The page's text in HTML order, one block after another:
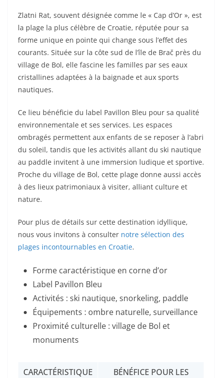
Zlatni Rat, souvent désignée comme le « Cap d’Or », est
la plage la plus célèbre de Croatie, réputée pour sa
forme unique en pointe qui change sous l’effet des
courants. Située sur la côte sud de l’île de Brač près du
village de Bol, elle fascine les familles par ses eaux
cristallines adaptées à la baignade et aux sports
nautiques.
Ce lieu bénéficie du label Pavillon Bleu pour sa qualité
environnementale et ses services. Les espaces
ombragés permettent aux enfants de se reposer à l’abri
du soleil, tandis que les activités allant du ski nautique
au paddle invitent à une immersion ludique et sportive.
Proche du village de Bol, cette plage donne aussi accès
à des lieux patrimoniaux à visiter, alliant culture et
nature.
Pour plus de détails sur cette destination idyllique,
nous vous invitons à consulter notre sélection des
plages incontournables en Croatie.
Forme caractéristique en corne d’or
Label Pavillon Bleu
Activités : ski nautique, snorkeling, paddle
Équipements : ombre naturelle, surveillance
Proximité culturelle : village de Bol et
monuments
CARACTÉRISTIQUE
BÉNÉFICE POUR LES